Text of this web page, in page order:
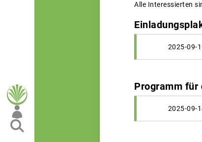
Alle Interessierten
2025-09-
Programm für
2025-09-